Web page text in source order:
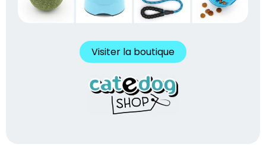
Visiter la boutique